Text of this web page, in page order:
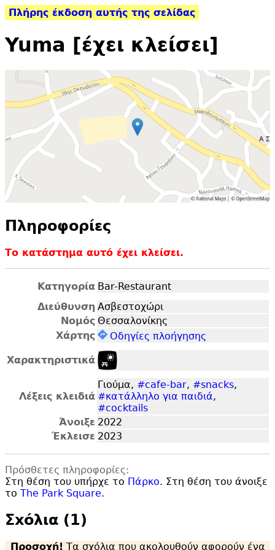
Πλήρης έκδοση αυτής της σελίδας
Yuma [έχει κλείσει]
Πληροφορίες
Το κατάστημα αυτό έχει κλείσει.
Κατηγορία Bar-Restaurant
Διεύθυνση Ασβεστοχώρι
Νομός Θεσσαλονίκης
Χάρτης
Οδηγίες πλοήγησης
Χαρακτηριστικά
Λέξεις κλειδιά
Γιούμα, #cafe-bar, #snacks,
#κατάλληλο για παιδιά,
#cocktails
Άνοιξε 2022
Έκλεισε 2023
Πρόσθετες πληροφορίες:
Στη θέση του υπήρχε το Πάρκο. Στη θέση του άνοιξε
το The Park Square.
Σxόλια (1)
Προσοχή! Τα σχόλια που ακολουθούν αφορούν ένα